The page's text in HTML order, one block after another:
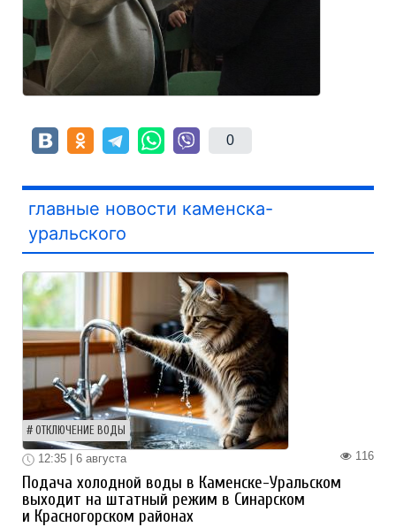
0
главные новости каменска-
уральского
ОТКЛЮЧЕНИЕ ВОДЫ
116
12:35 | 6 августа
Подача холодной воды в Каменске-Уральском
выходит на штатный режим в Синарском
и Красногорском районах